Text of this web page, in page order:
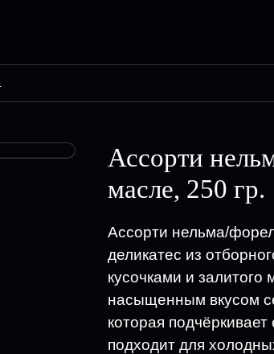
Ассорти
масле, 250 гр.
Ассорти нельма/
деликатес из
кусочками и
насыщенным вкусом
которая
подходит для